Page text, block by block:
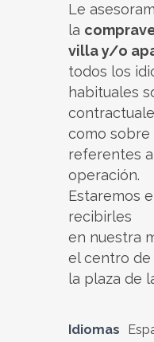
Le
la
villa y/o
todos los
habituales
como sobre
referentes
operación.
Estaremos
recibirles
en nuestra
el centro de
la plaza de
Idiomas